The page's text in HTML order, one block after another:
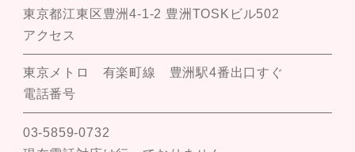
東京都江東区豊洲4-1-2 豊洲TOSKビル502
アクセス
東京メトロ 有楽町線 豊洲駅4番出口すぐ
電話番号
03-5859-0732